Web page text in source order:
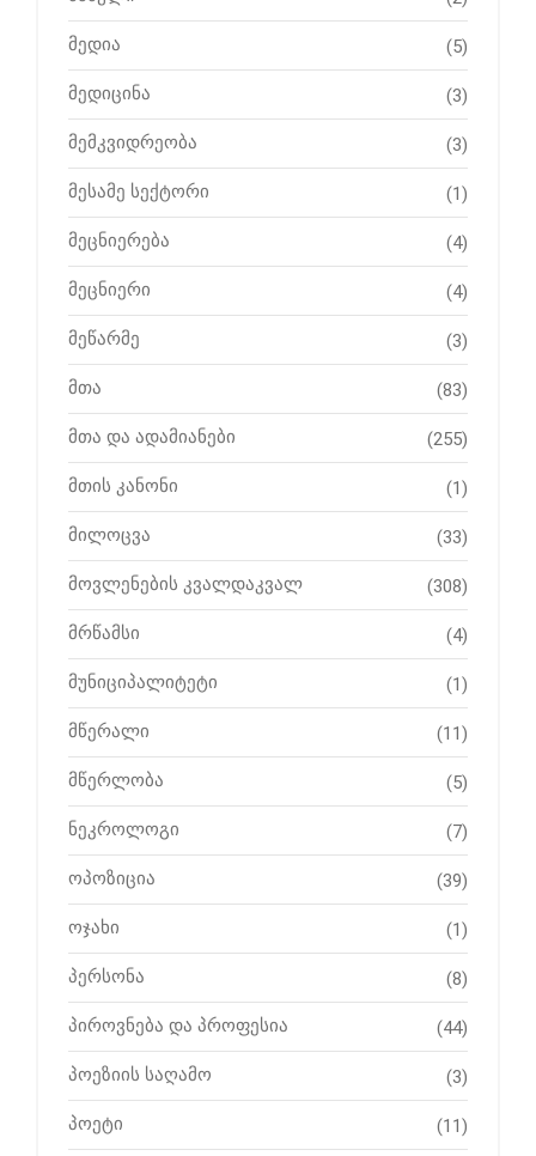
მედია (5)
მედიცინა (3)
მემკვიდრეობა (3)
მესამე სექტორი (1)
მეცნიერება (4)
მეცნიერი (4)
მეწარმე (3)
მთა (83)
მთა და ადამიანები (255)
მთის კანონი (1)
მილოცვა (33)
მოვლენების კვალდაკვალ (308)
მრწამსი (4)
მუნიციპალიტეტი (1)
მწერალი (11)
მწერლობა (5)
ნეკროლოგი (7)
ოპოზიცია (39)
ოჯახი (1)
პერსონა (8)
პიროვნება და პროფესია (44)
პოეზიის საღამო (3)
პოეტი (11)